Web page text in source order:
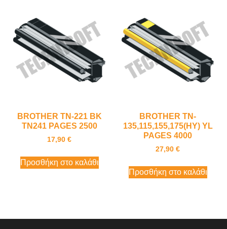
BROTHER TN-221 BK
TN241 PAGES 2500
17,90 €
Προσθήκη στο καλάθι
BROTHER TN-
135,115,155,175(HY) YL
PAGES 4000
27,90 €
Προσθήκη στο καλάθι